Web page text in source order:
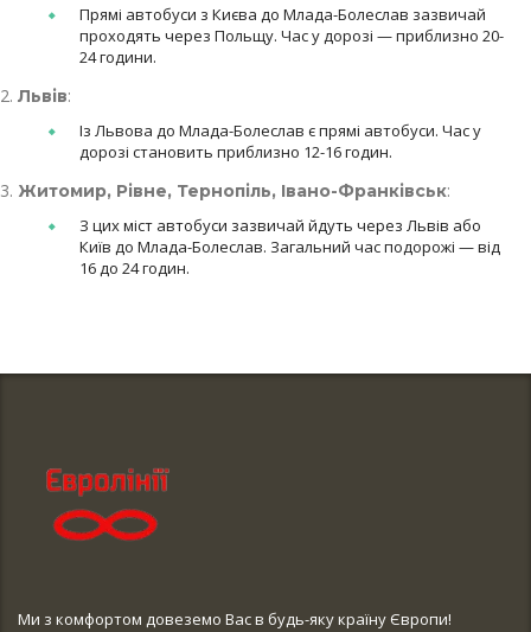
Прямі автобуси з Києва до Млада-Болеслав зазвичай
проходять через Польщу. Час у дорозі — приблизно 20-
24 години.
Львів:
Із Львова до Млада-Болеслав є прямі автобуси. Час у
дорозі становить приблизно 12-16 годин.
Житомир, Рівне, Тернопіль, Івано-Франківськ:
З цих міст автобуси зазвичай йдуть через Львів або
Київ до Млада-Болеслав. Загальний час подорожі — від
16 до 24 годин.
Ми з комфортом довеземо Вас в будь-яку країну Європи!